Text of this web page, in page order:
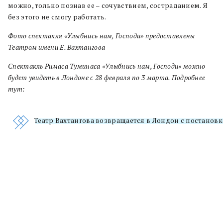
можно, только познав ее – сочувствием, состраданием. Я
без этого не смогу работать.
Фото спектакля «Улыбнись нам, Господи» предоставлены
Театром имени Е. Вахтангова
Спектакль Римаса Туминаса «Улыбнись нам, Господи» можно
будет увидеть в Лондоне с 28 февраля по 3 марта. Подробнее
тут:
Театр Вахтангова возвращается в Лондон с